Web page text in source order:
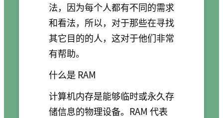
法，因为每个人都有不同的需求
和看法，所以，对于那些在寻找
其它目的的人，这对于他们非常
有帮助。
什么是 RAM
计算机内存是能够临时或永久存
储信息的物理设备。RAM 代表